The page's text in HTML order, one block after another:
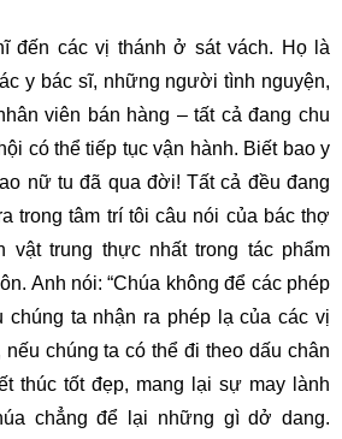
đến các vị thánh ở sát vách. Họ là
y bác sĩ, những người tình nguyện,
viên bán hàng – tất cả đang chu
có thể tiếp tục vận hành. Biết bao y
nữ tu đã qua đời! Tất cả đều đang
trong tâm trí tôi câu nói của bác thợ
vật trung thực nhất trong tác phẩm
Anh nói: “Chúa không để các phép
chúng ta nhận ra phép lạ của các vị
chúng ta có thể đi theo dấu chân
thúc tốt đẹp, mang lại sự may lành
chẳng để lại những gì dở dang.